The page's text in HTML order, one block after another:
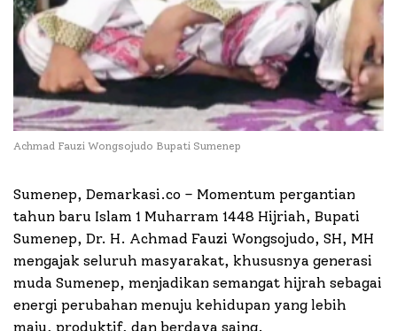
Achmad Fauzi Wongsojudo Bupati Sumenep
Sumenep, Demarkasi.co – Momentum pergantian
tahun baru Islam 1 Muharram 1448 Hijriah, Bupati
Sumenep, Dr. H. Achmad Fauzi Wongsojudo, SH, MH
mengajak seluruh masyarakat, khususnya generasi
muda Sumenep, menjadikan semangat hijrah sebagai
energi perubahan menuju kehidupan yang lebih
maju, produktif, dan berdaya saing.